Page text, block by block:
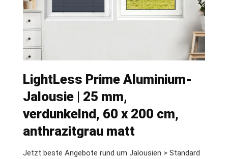
LightLess Prime Aluminium-
Jalousie | 25 mm,
verdunkelnd, 60 x 200 cm,
anthrazitgrau matt
Jetzt beste Angebote rund um Jalousien > Standard